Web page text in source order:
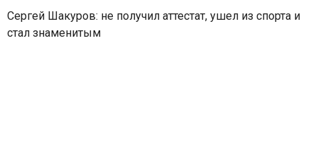
Сергей Шакуров: не получил аттестат, ушел из спорта и
стал знаменитым